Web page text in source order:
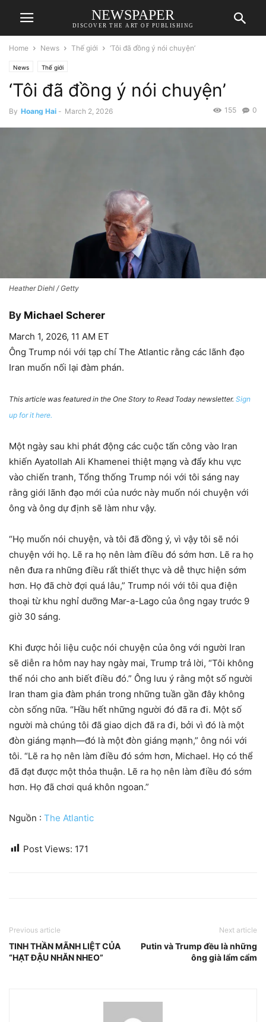
NEWSPAPER
DISCOVER THE ART OF PUBLISHING
Home News Thế giới ‘Tôi đã đồng ý nói chuyện’
News Thế giới
‘Tôi đã đồng ý nói chuyện’
By Hoang Hai - March 2, 2026 0
155
Heather Diehl / Getty
By Michael Scherer
March 1, 2026, 11 AM ET
Ông Trump nói với tạp chí The Atlantic rằng các lãnh đạo
Iran muốn nối lại đàm phán.
This article was featured in the One Story to Read Today newsletter. Sign
up for it here.
Một ngày sau khi phát động các cuộc tấn công vào Iran
khiến Ayatollah Ali Khamenei thiệt mạng và đẩy khu vực
vào chiến tranh, Tổng thống Trump nói với tôi sáng nay
rằng giới lãnh đạo mới của nước này muốn nói chuyện với
ông và ông dự định sẽ làm như vậy.
“Họ muốn nói chuyện, và tôi đã đồng ý, vì vậy tôi sẽ nói
chuyện với họ. Lẽ ra họ nên làm điều đó sớm hơn. Lẽ ra họ
nên đưa ra những điều rất thiết thực và dễ thực hiện sớm
hơn. Họ đã chờ đợi quá lâu,” Trump nói với tôi qua điện
thoại từ khu nghỉ dưỡng Mar-a-Lago của ông ngay trước 9
giờ 30 sáng.
Khi được hỏi liệu cuộc nói chuyện của ông với người Iran
sẽ diễn ra hôm nay hay ngày mai, Trump trả lời, “Tôi không
thể nói cho anh biết điều đó.” Ông lưu ý rằng một số người
Iran tham gia đàm phán trong những tuần gần đây không
còn sống nữa. “Hầu hết những người đó đã ra đi. Một số
người mà chúng tôi đã giao dịch đã ra đi, bởi vì đó là một
đòn giáng mạnh—đó là một đòn giáng mạnh,” ông nói với
tôi. “Lẽ ra họ nên làm điều đó sớm hơn, Michael. Họ có thể
đã đạt được một thỏa thuận. Lẽ ra họ nên làm điều đó sớm
hơn. Họ đã chơi quá khôn ngoan.”
Nguồn : The Atlantic
Post Views: 171
Previous article
TINH THẦN MÃNH LIỆT CỦA
“HẠT ĐẬU NHĂN NHEO”
Next article
Putin và Trump đều là những
ông già lẩm cẩm